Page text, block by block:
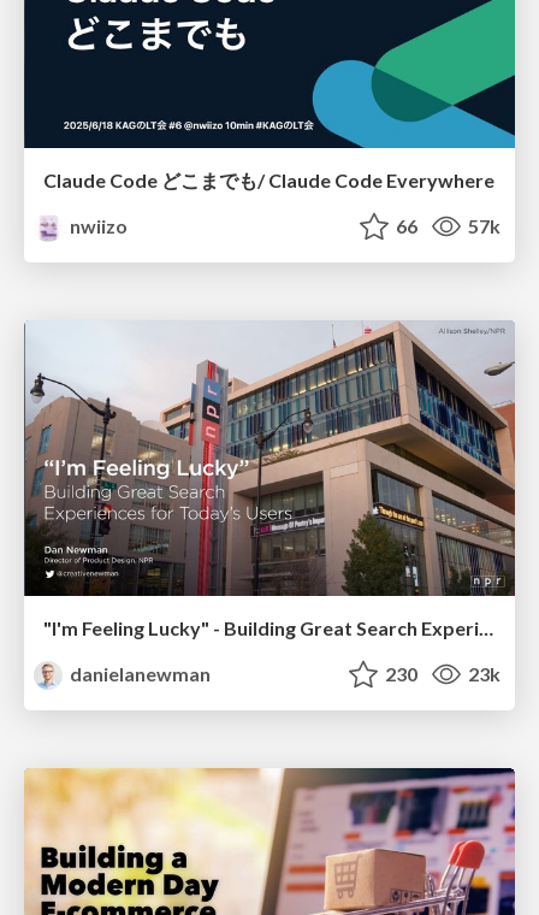
Claude Code どこまでも/ Claude Code Everywhere
nwiizo
66 57k
"I'm Feeling Lucky" - Building Great Search Experiences for Today's Users (#IAC19)
danielanewman
230 23k